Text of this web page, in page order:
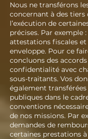
Nous ne transférons
concernant à des tiers
l’exécution de
précises. Par exemple
attestations fiscales
enveloppe. Pour ce
concluons des
confidentialité avec
sous-traitants. Vos
également
publiques dans le
conventions
de nos missions. Par
demandes de
certaines prestations à